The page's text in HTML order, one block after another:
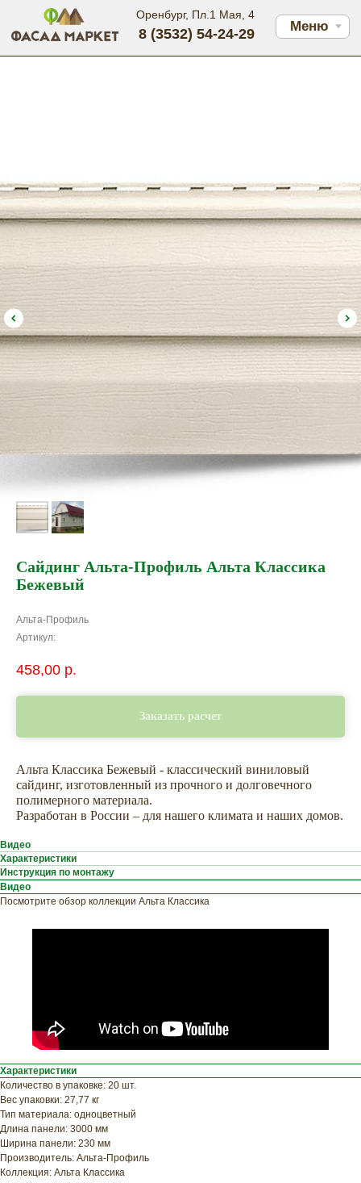
Меню
Оренбург, Пл.1 Мая, 4
8 (3532) 54-24-29
Сайдинг Альта-Профиль Альта Классика
Бежевый
Альта-Профиль
Артикул:
458,00 р.
Заказать расчет
Альта Классика Бежевый - классический виниловый
сайдинг, изготовленный из прочного и долговечного
полимерного материала.
Разработан в России – для нашего климата и наших домов.
Видео
Характеристики
Инструкция по монтажу
Видео
Посмотрите обзор коллекции Альта Классика
Характеристики
Количество в упаковке: 20 шт.
Вес упаковки: 27,77 кг
Тип материала: одноцветный
Длина панели: 3000 мм
Ширина панели: 230 мм
Производитель: Альта-Профиль
Коллекция: Альта Классика
Узнайте примерную
стоимость фасада
прямо сейчас